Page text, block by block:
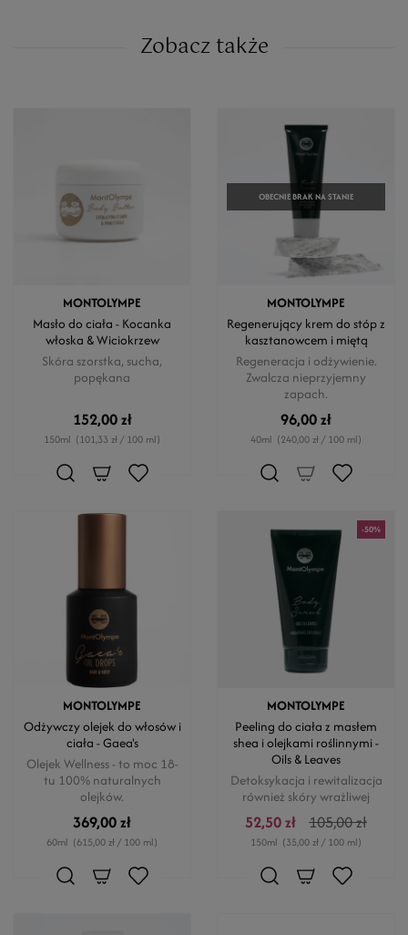
Zobacz także
MONTOLYMPE
Masło do ciała - Kocanka
włoska & Wiciokrzew
Skóra szorstka, sucha,
popękana
152,00 zł
150ml (101,33 zł / 100 ml)
OBECNIE BRAK NA STANIE
MONTOLYMPE
Regenerujący krem do stóp z
kasztanowcem i miętą
Regeneracja i odżywienie.
Zwalcza nieprzyjemny
zapach.
96,00 zł
40ml (240,00 zł / 100 ml)
MONTOLYMPE
Odżywczy olejek do włosów i
ciała - Gaea's
Olejek Wellness - to moc 18-
tu 100% naturalnych
olejków.
369,00 zł
60ml (615,00 zł / 100 ml)
-50%
MONTOLYMPE
Peeling do ciała z masłem
shea i olejkami roślinnymi -
Oils & Leaves
Detoksykacja i rewitalizacja
również skóry wrażliwej
52,50 zł 105,00 zł
150ml (35,00 zł / 100 ml)